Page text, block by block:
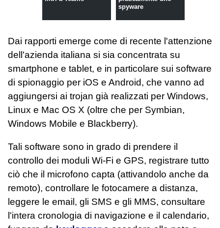
spyware
Dai rapporti emerge come di recente l'attenzione
dell'azienda italiana si sia concentrata su
smartphone e tablet, e in particolare sui software
di spionaggio per iOS e Android, che vanno ad
aggiungersi ai trojan già realizzati per Windows,
Linux e Mac OS X (oltre che per Symbian,
Windows Mobile e Blackberry).
Tali software sono in grado di prendere il
controllo dei moduli Wi-Fi e GPS, registrare tutto
ciò che il microfono capta (attivandolo anche da
remoto), controllare le fotocamere a distanza,
leggere le email, gli SMS e gli MMS, consultare
l'intera cronologia di navigazione e il calendario,